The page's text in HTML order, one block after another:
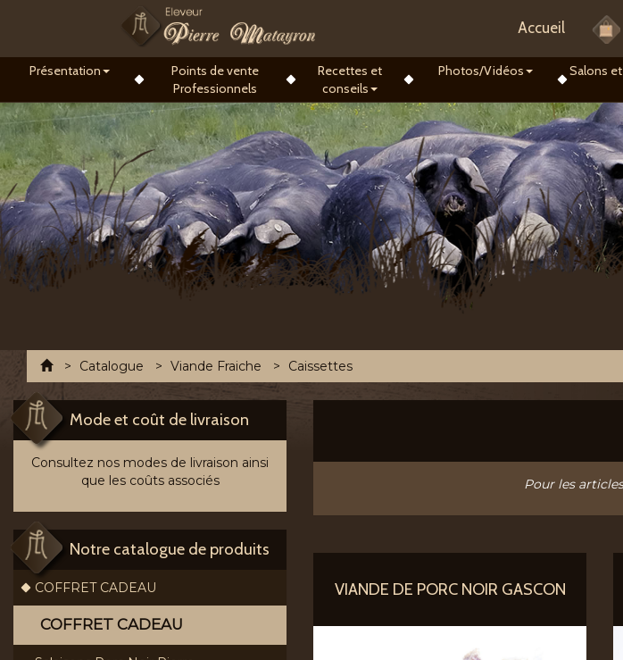
Accueil
Présentation
Points de vente
Professionnels
Recettes et
conseils
Photos/Vidéos Salons
AccueilCatalogue Viande Fraiche Caissettes
Pour les
VIANDE DE PORC NOIR GASCON
Mode et coût de livraison
Consultez nos modes de livraison ainsi
que les coûts associés
Notre catalogue de produits
COFFRET CADEAU
COFFRET CADEAU